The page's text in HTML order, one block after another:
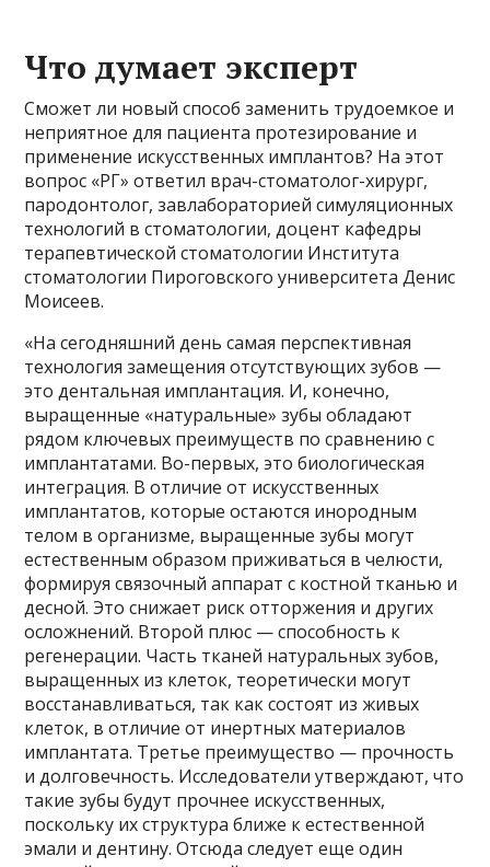
Что думает эксперт
Сможет ли новый способ заменить трудоемкое и
неприятное для пациента протезирование и
применение искусственных имплантов? На этот
вопрос «РГ» ответил врач-стоматолог-хирург,
пародонтолог, завлабораторией симуляционных
технологий в стоматологии, доцент кафедры
терапевтической стоматологии Института
стоматологии Пироговского университета Денис
Моисеев.
«На сегодняшний день самая перспективная
технология замещения отсутствующих зубов —
это дентальная имплантация. И, конечно,
выращенные «натуральные» зубы обладают
рядом ключевых преимуществ по сравнению с
имплантатами. Во-первых, это биологическая
интеграция. В отличие от искусственных
имплантатов, которые остаются инородным
телом в организме, выращенные зубы могут
естественным образом приживаться в челюсти,
формируя связочный аппарат с костной тканью и
десной. Это снижает риск отторжения и других
осложнений. Второй плюс — способность к
регенерации. Часть тканей натуральных зубов,
выращенных из клеток, теоретически могут
восстанавливаться, так как состоят из живых
клеток, в отличие от инертных материалов
имплантата. Третье преимущество — прочность
и долговечность. Исследователи утверждают, что
такие зубы будут прочнее искусственных,
поскольку их структура ближе к естественной
эмали и дентину. Отсюда следует еще один